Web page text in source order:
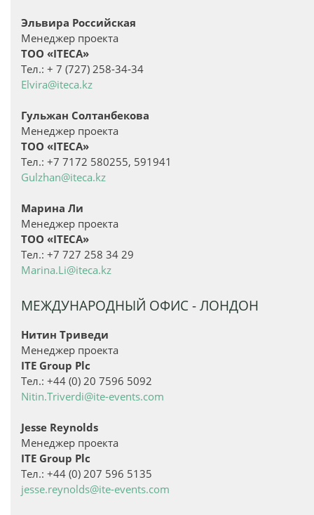
Эльвира Российская
Менеджер проекта
ТОО «ITECA»
Тел.: + 7 (727) 258-34-34
Elvira@iteca.kz
Гульжан Солтанбекова
Менеджер проекта
ТОО «ITECA»
Тел.: +7 7172 580255, 591941
Gulzhan@iteca.kz
Марина Ли
Менеджер проекта
ТОО «ITECA»
Тел.: +7 727 258 34 29
Marina.Li@iteca.kz
МЕЖДУНАРОДНЫЙ ОФИС - ЛОНДОН
Нитин Триведи
Менеджер проекта
ITE Group Plc
Тел.: +44 (0) 20 7596 5092
Nitin.Triverdi@ite-events.com
Jesse Reynolds
Менеджер проекта
ITE Group Plc
Тел.: +44 (0) 207 596 5135
jesse.reynolds@ite-events.com